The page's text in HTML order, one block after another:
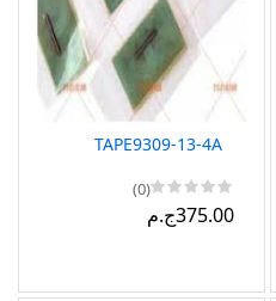
TAPE9309-13-4A
(0)
375.00ج.م